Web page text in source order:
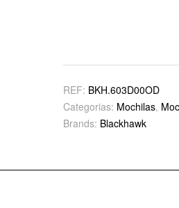
REF: BKH.603D00OD
Categorias: Mochilas,
Brands: Blackhawk